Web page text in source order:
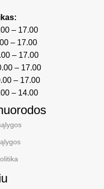
– 17.00
– 17.00
– 17.00
– 17.00
– 17.00
– 14.00